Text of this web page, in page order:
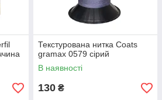
Текстурована нитка Coats
gramax 0579 сірий
В наявності
130 ₴